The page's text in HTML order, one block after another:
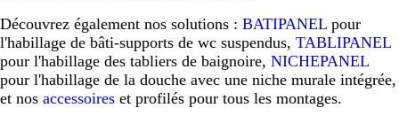
Découvrez également nos solutions : BATIPANEL pour
l'habillage de bâti-supports de wc suspendus, TABLIPANEL
pour l'habillage des tabliers de baignoire, NICHEPANEL
pour l'habillage de la douche avec une niche murale intégrée,
et nos accessoires et profilés pour tous les montages.